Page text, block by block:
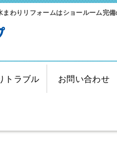
わりリフォームはショールーム完
トラブル お問い合わせ